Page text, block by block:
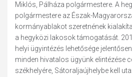
Miklós, Pálháza polgármestere. A
polgármestere az Észak-
kormányablakot szeretnének
a hegyközi lakosok támogatását.
helyi ügyintézés lehetősége
minden hivatalos ügyünk elintézése
székhelyére, Sátoraljaújhelybe kell